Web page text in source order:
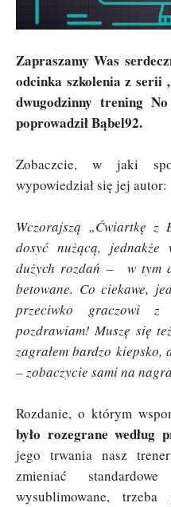
Zapraszamy Was
odcinka szkolenia z serii
dwugodzinny trening
poprowadził Bąbel92.
Zobaczcie, w jaki
wypowiedział się jej autor:
Wczorajszą „Ćwiartkę z
dosyć nużącą,
dużych rozdań – w tym
betowane. Co ciekawe,
przeciwko graczowi z
pozdrawiam! Muszę się
zagrałem bardzo kiepsko,
– zobaczycie sami na
Rozdanie, o którym
było rozegrane według
jego trwania nasz
zmieniać
wysublimowane,